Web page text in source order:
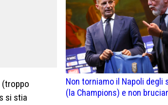
(troppo
si stia
Non torniamo il Napoli degli
(la Champions) e non